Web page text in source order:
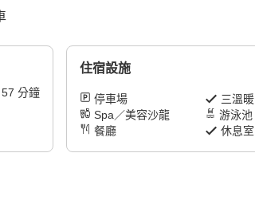
57 分鐘
住宿設施
停車場
三溫暖
Spa／美容沙龍
游泳池
餐廳
休息室